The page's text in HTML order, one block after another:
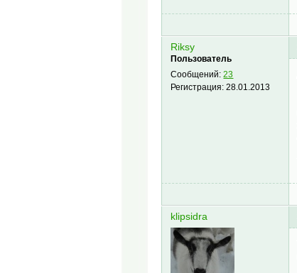
Riksy
Пользователь
Сообщений:23
Регистрация:28.01.2013
klipsidra